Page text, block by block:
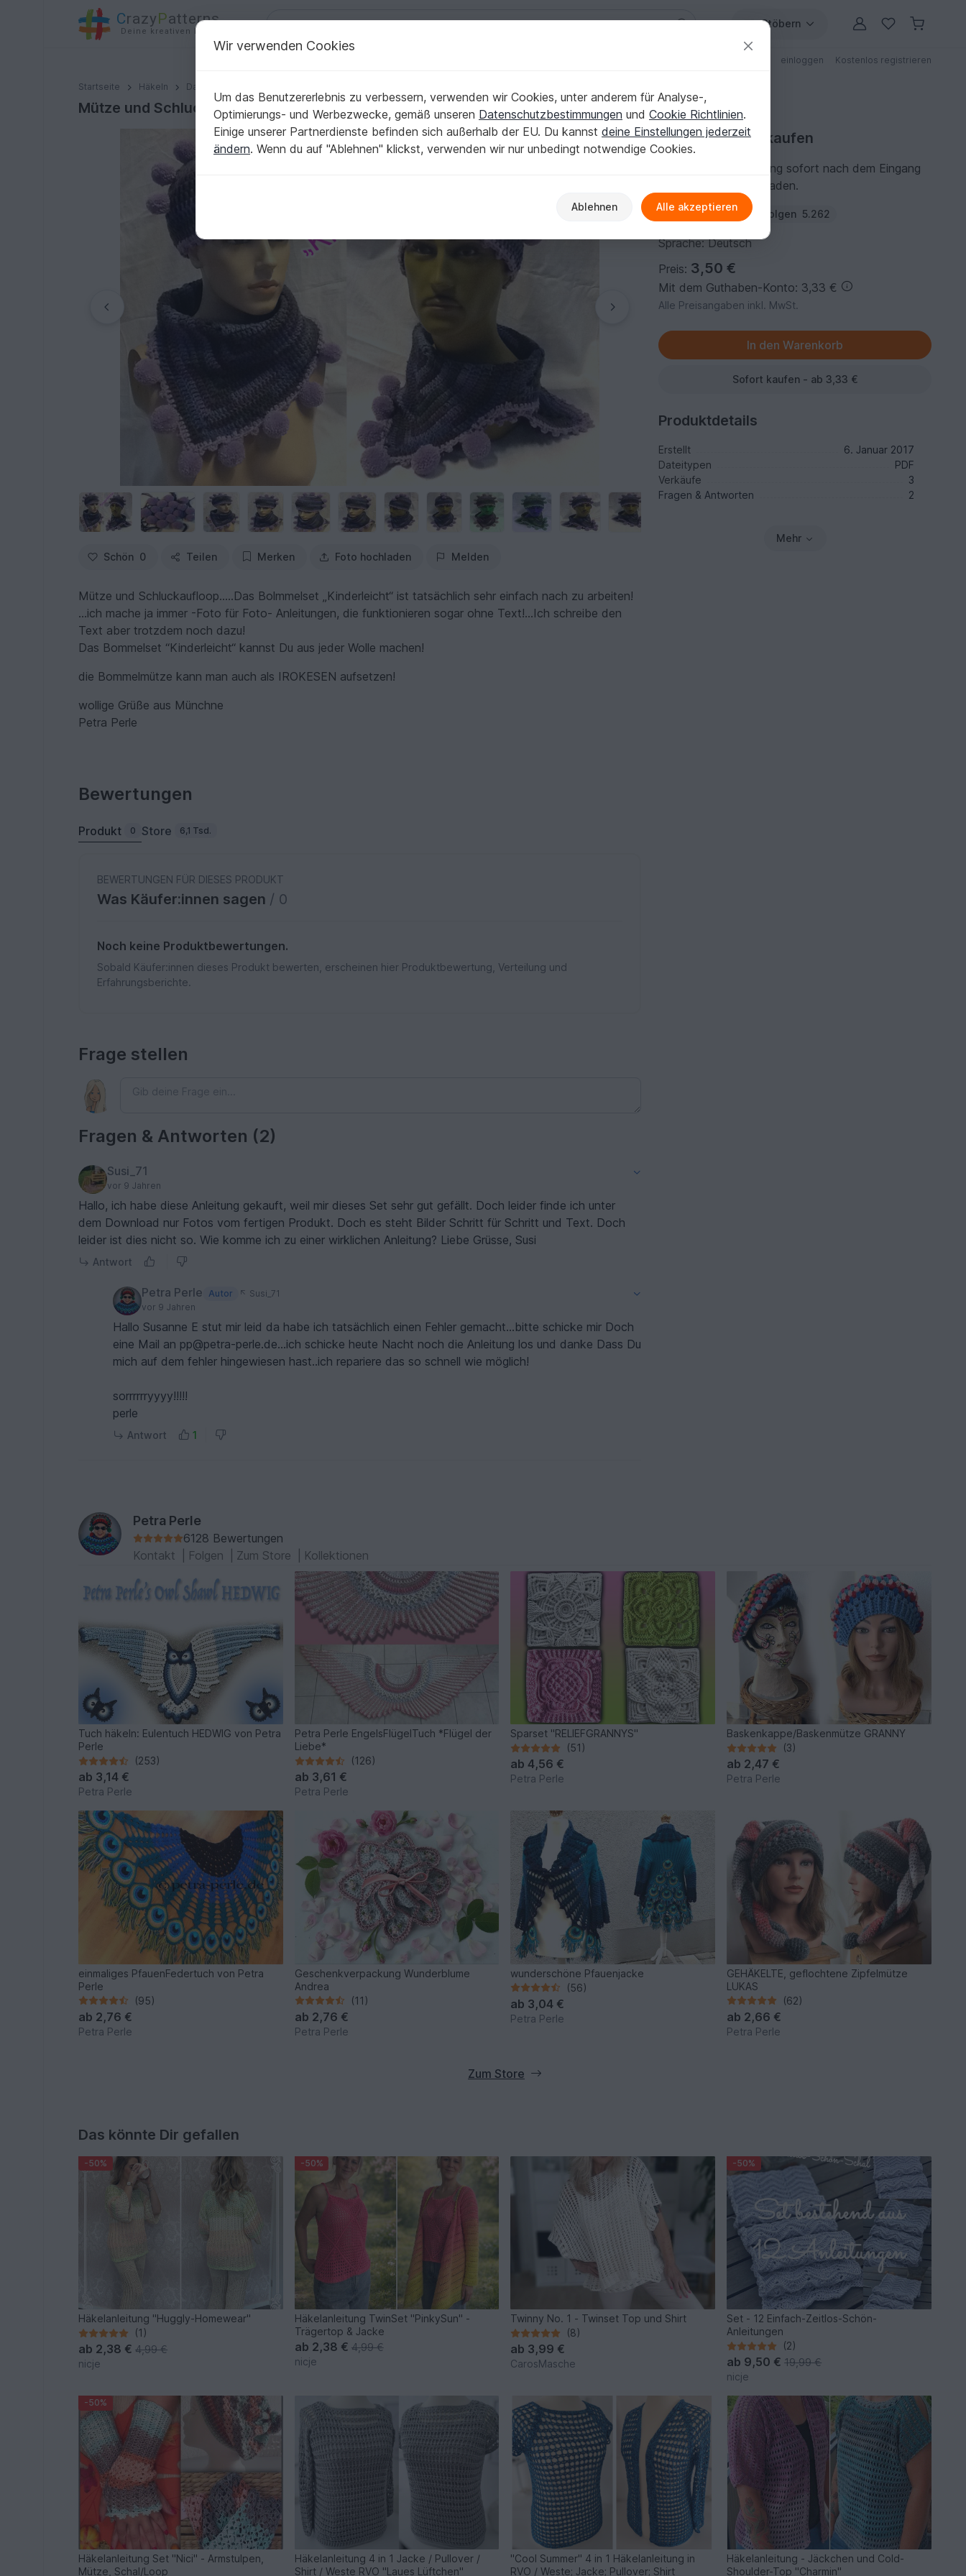
CrazyPatterns
Deine kreativen Ideen
Stöbern
einloggen Kostenlos registrieren
Startseite Häkeln Damen
Mütze und Schluckaufloop Das Bommelset „Kinderleicht“
Mütze und Schluckaufloop Das Bommelset „Kinderleicht“
Schön 0 Teilen Merken Foto hochladen Melden
Mütze und Schluckaufloop.....Das Bolmmelset „Kinderleicht“ ist tatsächlich sehr einfach nach zu arbeiten!
...ich mache ja immer -Foto für Foto- Anleitungen, die funktionieren sogar ohne Text!...Ich schreibe den
Text aber trotzdem noch dazu!
Das Bommelset “Kinderleicht“ kannst Du aus jeder Wolle machen!
die Bommelmütze kann man auch als IROKESEN aufsetzen!
wollige Grüße aus Münchne
Petra Perle
Häkelanleitung kaufen
Du kannst die Anleitung sofort nach dem Eingang
der Zahlung herunterladen.
Autor: Petra Perle Folgen 5.262
Sprache: Deutsch
Preis: 3,50 €
Mit dem Guthaben-Konto: 3,33 €
Alle Preisangaben inkl. MwSt.
Sofort kaufen - ab 3,33 €
Produktdetails
Erstellt
6. Januar 2017
Dateitypen
PDF
Verkäufe
3
Fragen & Antworten
2
Mehr
Bewertungen
Produkt 0 Store 6,1 Tsd.
BEWERTUNGEN FÜR DIESES PRODUKT
Was Käufer:innen sagen / 0
Noch keine Produktbewertungen.
Sobald Käufer:innen dieses Produkt bewerten, erscheinen hier Produktbewertung, Verteilung und
Erfahrungsberichte.
Frage stellen
Fragen & Antworten (2)
Susi_71
vor 9 Jahren
Hallo, ich habe diese Anleitung gekauft, weil mir dieses Set sehr gut gefällt. Doch leider finde ich unter
dem Download nur Fotos vom fertigen Produkt. Doch es steht Bilder Schritt für Schritt und Text. Doch
leider ist dies nicht so. Wie komme ich zu einer wirklichen Anleitung? Liebe Grüsse, Susi
Antwort
Petra Perle Autor
Susi_71
vor 9 Jahren
Hallo Susanne E stut mir leid da habe ich tatsächlich einen Fehler gemacht...bitte schicke mir Doch
eine Mail an pp@petra-perle.de...ich schicke heute Nacht noch die Anleitung los und danke Dass Du
mich auf dem fehler hingewiesen hast..ich repariere das so schnell wie möglich!
sorrrrrryyyy!!!!!
perle
Antwort 1
Petra Perle
6128 Bewertungen
Kontakt
Folgen Zum Store Kollektionen
Tuch häkeln: Eulentuch HEDWIG von Petra
Perle
(253)
ab 3,14 €
Petra Perle
Petra Perle EngelsFlügelTuch *Flügel der
Liebe*
(126)
ab 3,61 €
Petra Perle
Sparset "RELIEFGRANNYS"
(51)
ab4,56 €
Petra Perle
Baskenkappe/Baskenmütze GRANNY
(3)
ab 2,47 €
Petra Perle
einmaliges PfauenFedertuch von Petra
Perle
(95)
ab 2,76 €
Petra Perle
Geschenkverpackung Wunderblume
Andrea
(11)
ab 2,76 €
Petra Perle
wunderschöne Pfauenjacke
(56)
ab 3,04 €
Petra Perle
GEHÄKELTE, geflochtene Zipfelmütze
LUKAS
(62)
ab 2,66 €
Petra Perle
Zum Store
Das könnte Dir gefallen
-50%
Häkelanleitung "Huggly-Homewear"
(1)
ab 2,38 €4,99 €
nicje
-50%
Häkelanleitung TwinSet "PinkySun" -
Trägertop & Jacke
ab 2,38 € 4,99 €
nicje
Twinny No. 1 - Twinset Top und Shirt
(8)
ab 3,99 €
CarosMasche
-50%
Set - 12 Einfach-Zeitlos-Schön-
Anleitungen
(2)
ab 9,50 €19,99 €
nicje
-50%
Häkelanleitung Set "Nici" - Armstulpen,
Mütze, Schal/Loop
Häkelanleitung 4 in 1 Jacke / Pullover /
Shirt / Weste RVO "Laues Lüftchen"
"Cool Summer" 4 in 1 Häkelanleitung in
RVO / Weste; Jacke; Pullover; Shirt
Häkelanleitung - Jäckchen und Cold-
Shoulder-Top "Charmin"
Wir verwenden Cookies
Um das Benutzererlebnis zu verbessern, verwenden wir Cookies, unter anderem für Analyse-,
Optimierungs- und Werbezwecke, gemäß unseren Datenschutzbestimmungen und Cookie Richtlinien.
Einige unserer Partnerdienste befinden sich außerhalb der EU. Du kannst deine Einstellungen jederzeit
ändern. Wenn du auf "Ablehnen" klickst, verwenden wir nur unbedingt notwendige Cookies.
Ablehnen Alle akzeptieren